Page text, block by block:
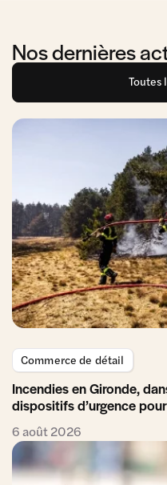
Nos dernières
Toutes
Commerce de détail
Incendies en Gironde,
dispositifs d’urgence
6 août 2026